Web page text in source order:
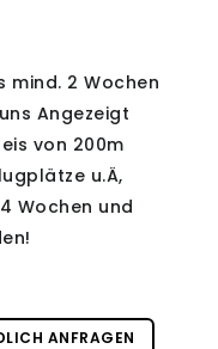
mind. 2 Wochen
Angezeigt
von 200m
u.Ä,
Wochen und
ANFRAGEN